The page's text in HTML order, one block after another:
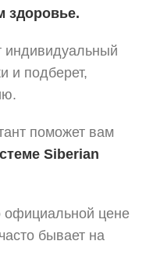
здоровье.
индивидуальный
и подберет,
поможет вам
Siberian
цене
бывает на